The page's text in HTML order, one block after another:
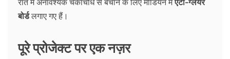
रात में अनावश्यक चकाचौंध से बचाने के लिए मीडियन मेंएंटी-ग्लेयर
बोर्डलगाए गए हैं।
पूरे प्रोजेक्ट पर एक नज़र